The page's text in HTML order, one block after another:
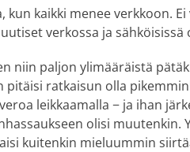
kun kaikki menee verkkoon.
verkossa ja sähköisissä
niin paljon ylimääräistä
pitäisi ratkaisun olla
leikkaamalla ­− ja ihan
olisi muutenkin.
kuitenkin mieluummin